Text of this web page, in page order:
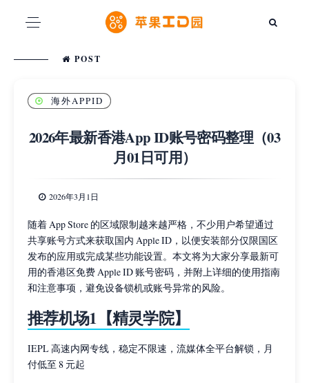
POST
海外APPID
2026年最新香港App ID账号密码整理（03
月01日可用）
2026年3月1日
随着 App Store 的区域限制越来越严格，不少用户希望通过
共享账号方式来获取国内 Apple ID，以便安装部分仅限国区
发布的应用或完成某些功能设置。本文将为大家分享最新可
用的香港区免费 Apple ID 账号密码，并附上详细的使用指南
和注意事项，避免设备锁机或账号异常的风险。
推荐机场1【精灵学院】
IEPL 高速内网专线，稳定不限速，流媒体全平台解锁，月
付低至 8 元起